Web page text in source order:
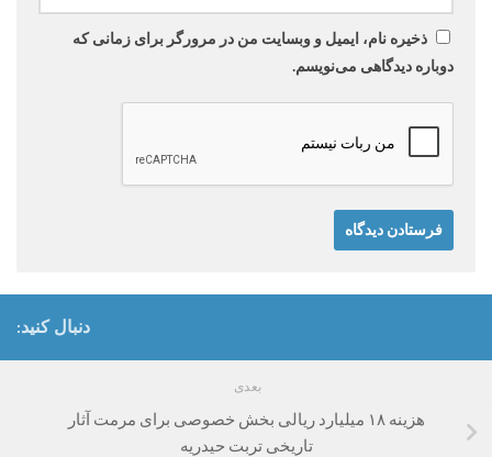
ذخیره نام، ایمیل و وبسایت من در مرورگر برای زمانی که
دوباره دیدگاهی می‌نویسم.
دنبال کنید:
بعدی
هزینه ۱۸ میلیارد ریالی بخش خصوصی برای مرمت آثار
تاریخی تربت ‌حیدریه